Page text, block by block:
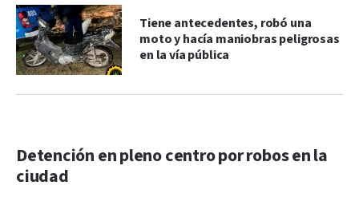
Tiene antecedentes, robó una
moto y hacía maniobras peligrosas
en la vía pública
Detención en pleno centro por robos en la
ciudad